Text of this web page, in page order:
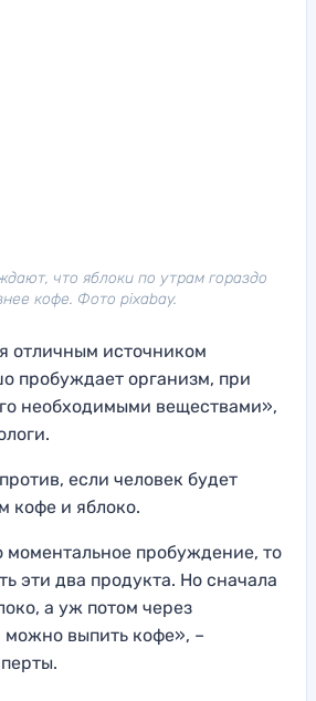
что яблоки по утрам гораздо
кофе. Фото pixabay.
отличным источником
пробуждает организм, при
необходимыми веществами»,
если человек будет
кофе и яблоко.
пробуждение, то
эти два продукта. Но сначала
а уж потом через
можно выпить кофе», –